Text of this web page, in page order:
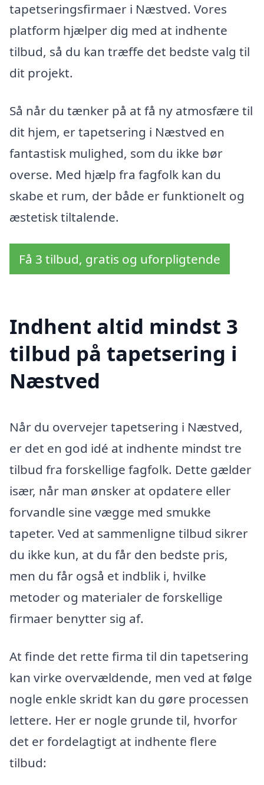
tapetseringsfirmaer i Næstved. Vores
platform hjælper dig med at indhente
tilbud, så du kan træffe det bedste valg til
dit projekt.
Så når du tænker på at få ny atmosfære til
dit hjem, er tapetsering i Næstved en
fantastisk mulighed, som du ikke bør
overse. Med hjælp fra fagfolk kan du
skabe et rum, der både er funktionelt og
æstetisk tiltalende.
Få 3 tilbud, gratis og uforpligtende
Indhent altid mindst 3
tilbud på tapetsering i
Næstved
Når du overvejer tapetsering i Næstved,
er det en god idé at indhente mindst tre
tilbud fra forskellige fagfolk. Dette gælder
især, når man ønsker at opdatere eller
forvandle sine vægge med smukke
tapeter. Ved at sammenligne tilbud sikrer
du ikke kun, at du får den bedste pris,
men du får også et indblik i, hvilke
metoder og materialer de forskellige
firmaer benytter sig af.
At finde det rette firma til din tapetsering
kan virke overvældende, men ved at følge
nogle enkle skridt kan du gøre processen
lettere. Her er nogle grunde til, hvorfor
det er fordelagtigt at indhente flere
tilbud: